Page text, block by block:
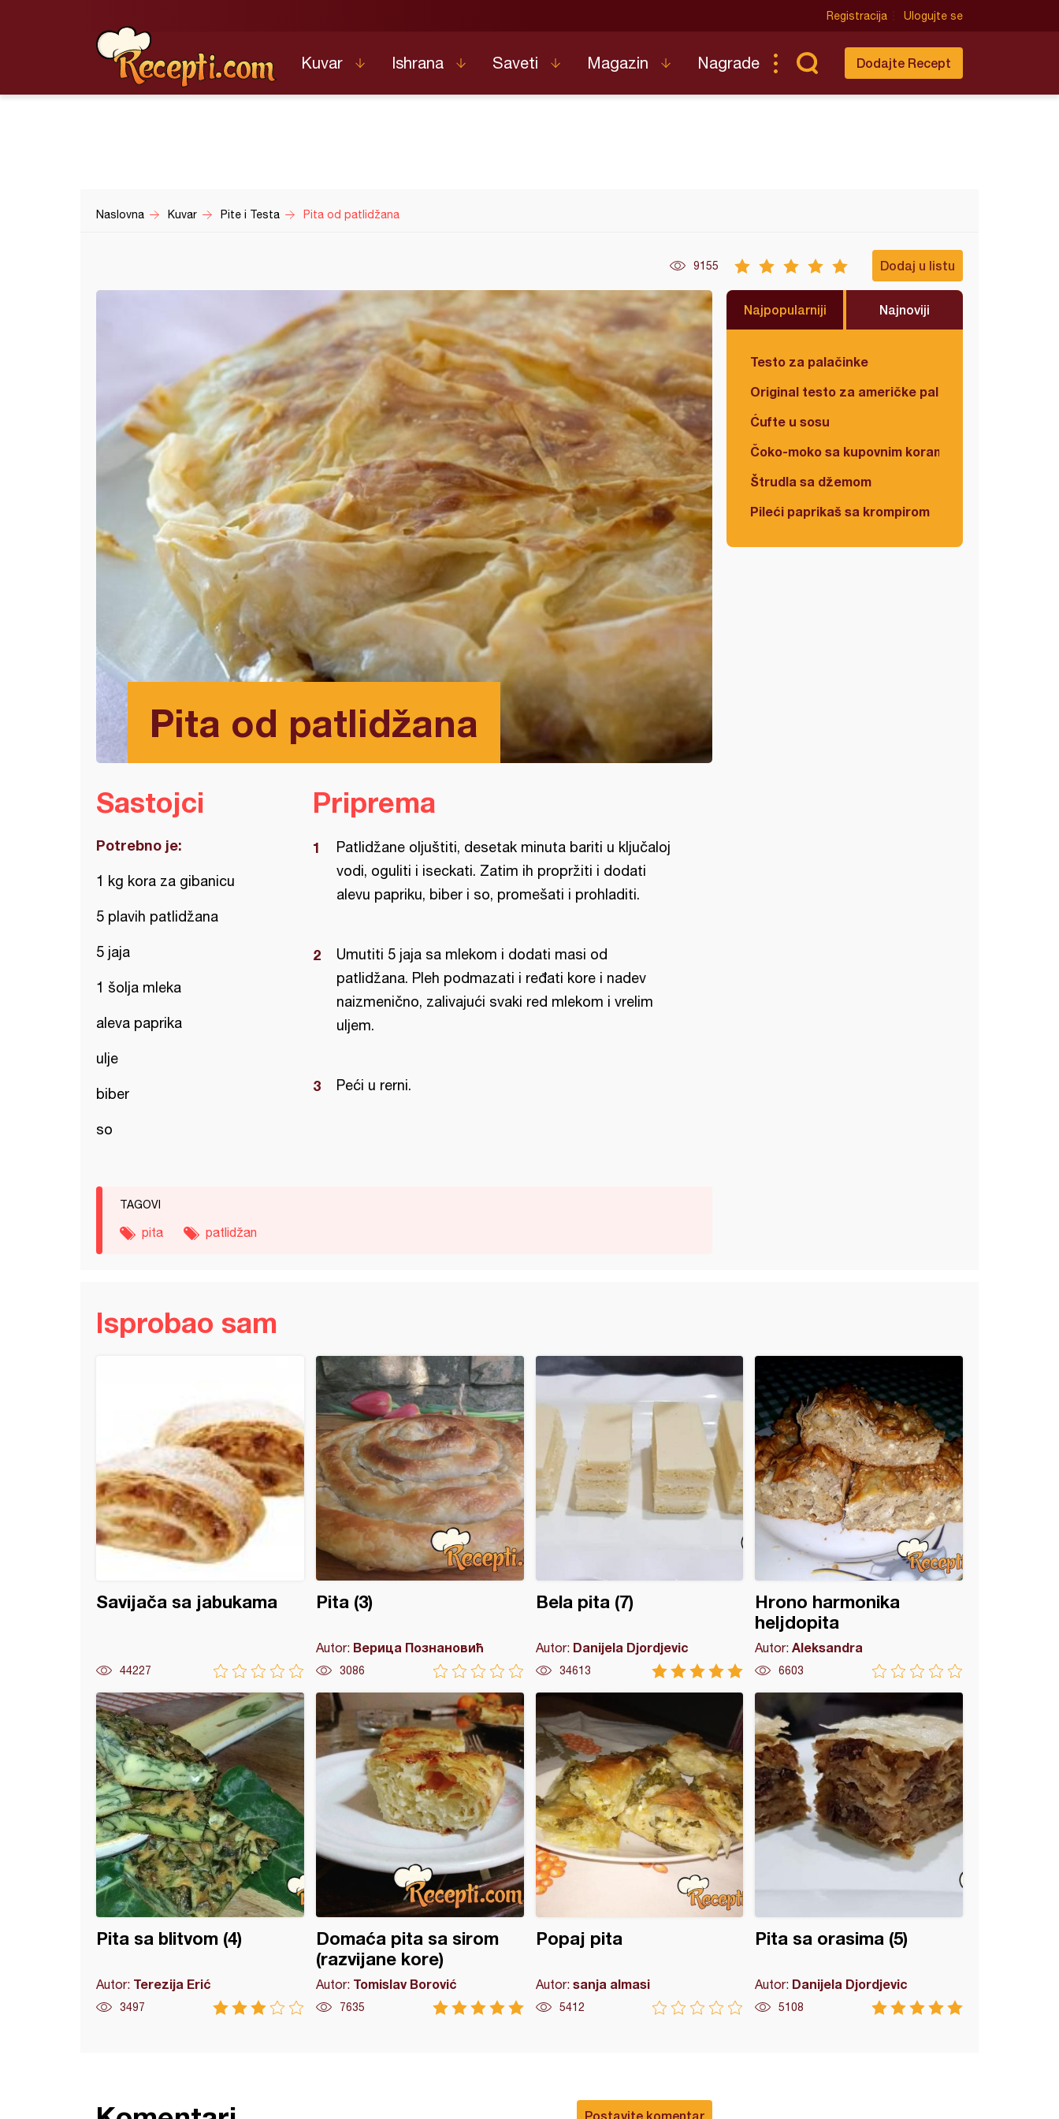
Registracija Ulogujte se
Kuvar Ishrana Saveti Magazin Nagrade Dodajte Recept
Naslovna Kuvar Pite i Testa Pita od patlidžana
9155 Dodaj u listu
Pita od patlidžana
Najpopularniji Najnoviji
Testo za palačinke
Original testo za američke palačinke
Ćufte u sosu
Čoko-moko sa kupovnim korama
Štrudla sa džemom
Pileći paprikaš sa krompirom
Sastojci
Potrebno je:
1 kg kora za gibanicu
5 plavih patlidžana
5 jaja
1 šolja mleka
aleva paprika
ulje
biber
so
Priprema
Patlidžane oljuštiti, desetak minuta bariti u ključaloj
vodi, oguliti i iseckati. Zatim ih propržiti i dodati
alevu papriku, biber i so, promešati i prohladiti.
Umutiti 5 jaja sa mlekom i dodati masi od
patlidžana. Pleh podmazati i ređati kore i nadev
naizmenično, zalivajući svaki red mlekom i vrelim
uljem.
Peći u rerni.
TAGOVI
pita patlidžan
Isprobao sam
Savijača sa jabukama
44227
Pita (3)
Autor: Верица Познановић
3086
Bela pita (7)
Autor: Danijela Djordjevic
34613
Hrono harmonika
heljdopita
Autor:Aleksandra
6603
Pita sa blitvom (4)
Autor: Terezija Erić
3497
Domaća pita sa sirom
(razvijane kore)
Autor: Tomislav Borović
7635
Popaj pita
Autor: sanja almasi
5412
Pita sa orasima (5)
Autor: Danijela Djordjevic
5108
Postavite komentar